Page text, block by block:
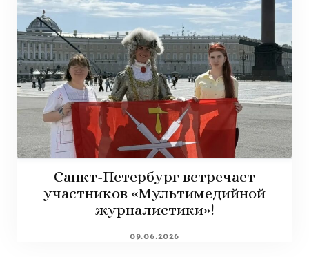
Санкт-Петербург встречает
участников «Мультимедийной
журналистики»!
09.06.2026